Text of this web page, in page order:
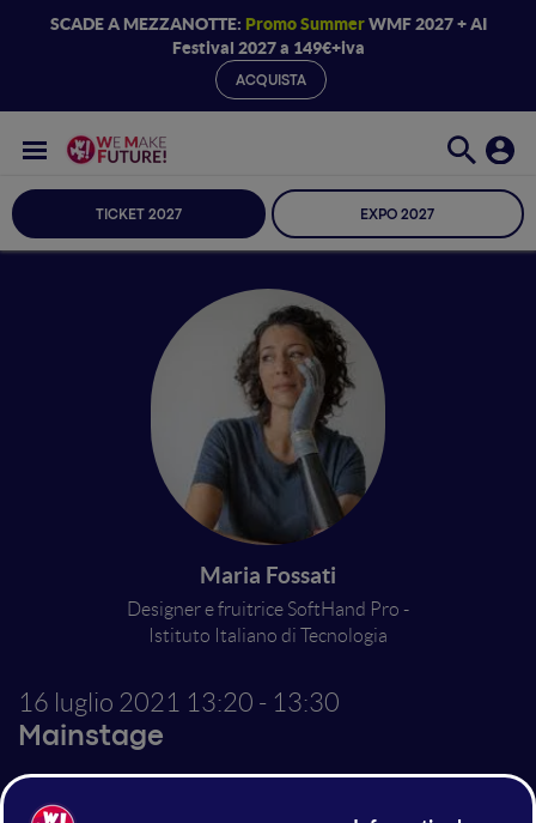
SCADE A MEZZANOTTE: Promo SummerWMF 2027 + AI
Festival 2027 a 149€+iva
ACQUISTA
TICKET 2027 EXPO 2027
Maria Fossati
Designer e fruitrice SoftHand Pro -
Istituto Italiano di Tecnologia
16 luglio 2021 13:20 - 13:30
Mainstage
La mano bionica SoftHand